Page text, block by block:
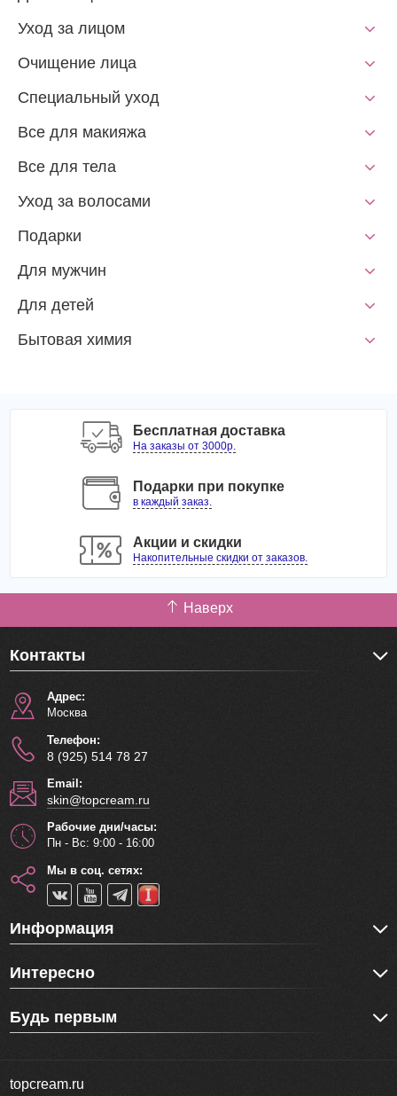
Уход за лицом
Очищение лица
Специальный уход
Все для макияжа
Все для тела
Уход за волосами
Подарки
Для мужчин
Для детей
Бытовая химия
Бесплатная доставка
На заказы от 3000р.
Подарки при покупке
в каждый заказ.
Акции и скидки
Накопительные скидки от заказов.
Наверх
Контакты
Адрес:
Москва
Телефон:
8 (925) 514 78 27
Email:
skin@topcream.ru
Рабочие дни/часы:
Пн - Вс: 9:00 - 16:00
Мы в соц. сетях:
Информация
Интересно
Будь первым
topcream.ru